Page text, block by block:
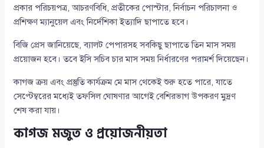
প্রকার পরিচয়পত্র, আচরণবিধি, প্রতীকের পোস্টার, নির্বাচন পরিচালনা ও
প্রশিক্ষণ ম্যানুয়েল এবং নির্দেশিকা ইত্যাদি ছাপাতে হবে।
বিজি প্রেস জানিয়েছে, ব্যালট পেপারসহ সবকিছু ছাপাতে তিন মাস সময়
প্রয়োজন হবে। তবে ইসি সচিব চার মাস সময় নির্ধারণের পরামর্শ দিয়েছেন।
কাগজ ক্রয় এবং প্রস্তুতি কার্যক্রম মে মাস থেকেই শুরু হতে পারে, যাতে
সেপ্টেম্বরের মধ্যেই তফসিল ঘোষণার আগেই বেশিরভাগ উপকরণ মুদ্রণ
শেষ করা যায়।
কাগজ মজুত ও প্রয়োজনীয়তা